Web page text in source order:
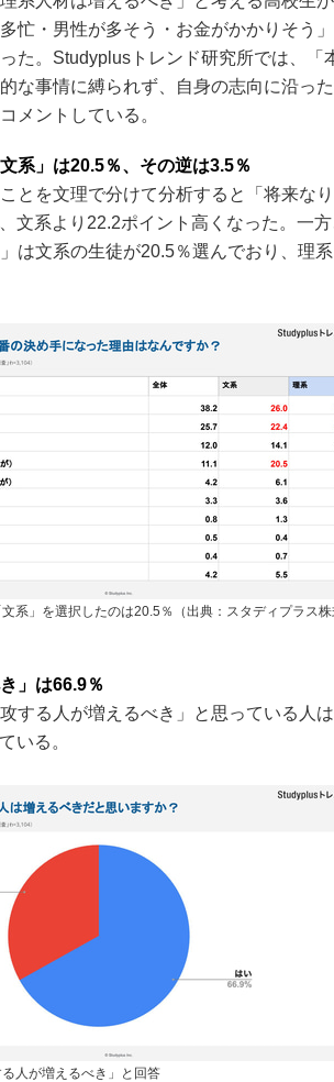
忙・男性が多そう・お金がかかりそう
た。Studyplusトレンド研究所では、「
な事情に縛られず、自身の志向に沿っ
メントしている。
系」は20.5％、その逆は3.5％
とを文理で分けて分析すると「将来な
文系より22.2ポイント高くなった。一
は文系の生徒が20.5％選んでおり、理
文系」を選択したのは20.5％（出典：スタディプラス
」は66.9％
する人が増えるべき」と思っている人は
いる。
人が増えるべき」と回答